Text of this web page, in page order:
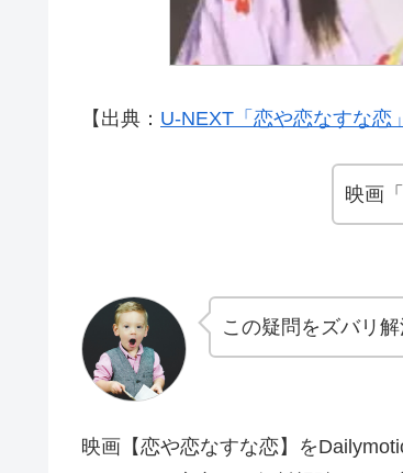
【出典： U-NEXT「恋や恋なすな恋」
映画
この疑問をズバリ
映画【恋や恋なすな恋】を